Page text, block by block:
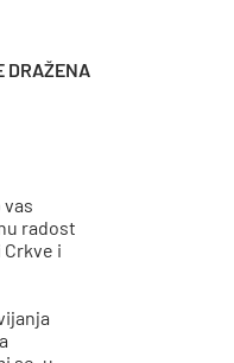
DRAŽENA
radost
i